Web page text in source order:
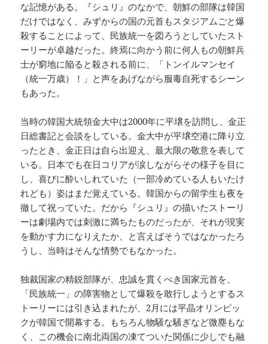
な記憶がある。『シュリ』のなかで、朝鮮の部隊は韓国
だけではなく、みずからの国の元首もスタジアムごと爆
殺することによって、民族統一を図ろうとしていたスト
ーリーが卓越だった。終焉に向かう前に何人もの朝鮮兵
士が窮地に陥ると殺される前に、「トンイルマンセイ
（統一万歳）！」と声をあげながら服毒自死するシーン
もあった。
当時の韓国大統領金大中は2000年に平壌を訪問し、金正
日総書記と会談をしている。金大中が平壌空港に降り立
ったとき、金正日は自ら出迎え、最大限の敬意を表して
いる。日本でも在日コリアが涙しながらその様子を目に
し、喜びに酔いしれていた（一部冷めている人もいたけ
れども）姿はまだ覚えている。韓国からの留学生も夜を
徹して祝っていた。だから『シュリ』の描いたストーリ
ーは劇場内では刺激に満ちたものだったが、それが現実
を動かす力になりえたか、と言えばそうではなかったろ
うし、当時はそんな情勢でもなかった。
独裁国家の精鋭部隊が、忠誠を貫くべき国家元首を、
「民族統一」の障害物として爆殺を敢行しようとするス
トーリーには引き込まれたが、2月には平晶オリンピッ
クが韓国で開幕する。もちろん物騒な騒ぎなど微塵もな
く、この機会に南北両国の凍てついた関係に少しでも融